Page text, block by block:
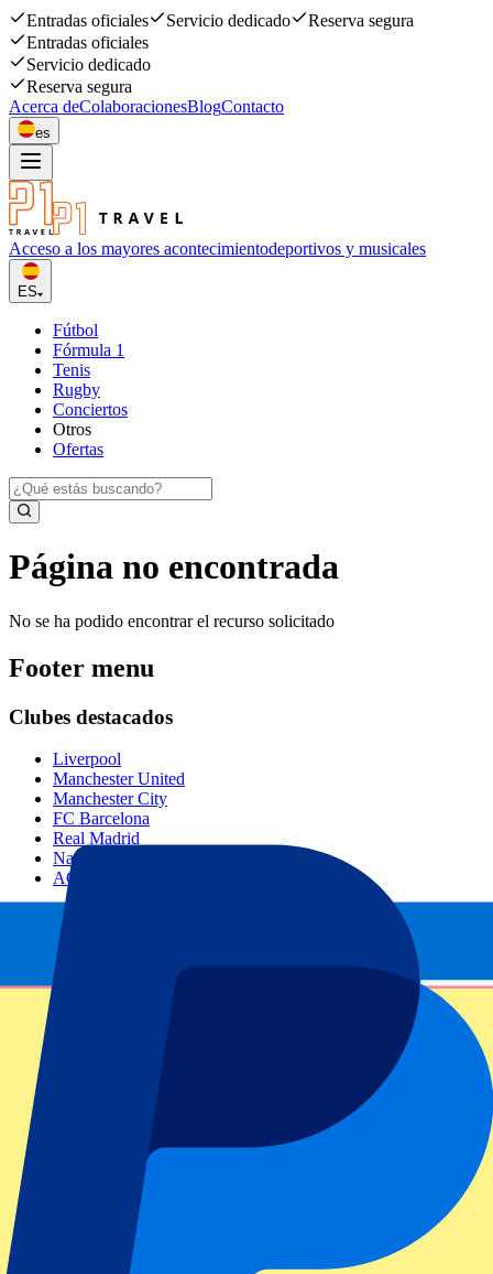
Entradas oficiales Servicio dedicado
Reserva segura
Entradas oficiales
Servicio dedicado
Reserva segura
Acerca deColaboracionesBlogContacto
es
Acceso a los mayores acontecimientodeportivos y musicales
ES
Fútbol
Fórmula 1
Tenis
Rugby
Conciertos
Otros
Ofertas
Página no encontrada
No se ha podido encontrar el recurso solicitado
Footer menu
Clubes destacados
Liverpool
Manchester United
Manchester City
FC Barcelona
Real Madrid
Napoli
AC Milan
Eventos populares
GP España
GP Países Bajos
Todos los deportes
Ligas de fútbol